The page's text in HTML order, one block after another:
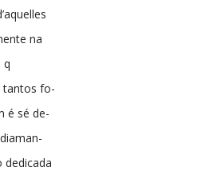
na
q
tantos fo-
é sé de-